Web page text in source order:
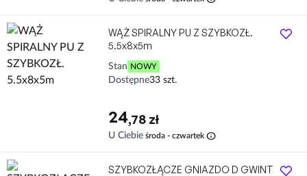
WĄŻ SPIRALNY PU Z SZYBKOZŁ.
5.5x8x5m
Stan NOWY
Dostępne33 szt.
24,78 zł
U Ciebie środa - czwartek info
SZYBKOZŁĄCZE GNIAZDO D GWINT